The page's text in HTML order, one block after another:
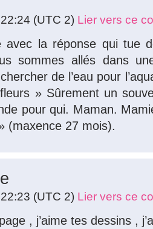
(UTC 2) Lier vers ce
avec la réponse qui tue
sommes allés dans
de l’eau pour
» Sûrement un
pour qui. Maman.
(maxence 27 mois).
(UTC 2) Lier vers ce
, j’aime tes dessins ,